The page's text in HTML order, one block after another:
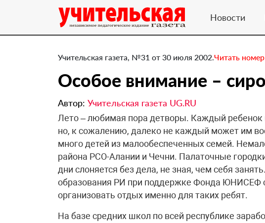
Новости
Учительская газета, №31 от 30 июля 2002.Читать номер
Особое внимание –
Автор: Учительская газета UG.RU
Лето – любимая пора детворы. Каждый ребенок
но, к сожалению, далеко не каждый может им
много детей из малообеспеченных семей.
района РСО-Алании и Чечни. Палаточные
дни слоняется без дела, не зная, чем себя
образования РИ при поддержке Фонда ЮНИСЕФ
организовать отдых именно для таких ребят.
На базе средних школ по всей республике